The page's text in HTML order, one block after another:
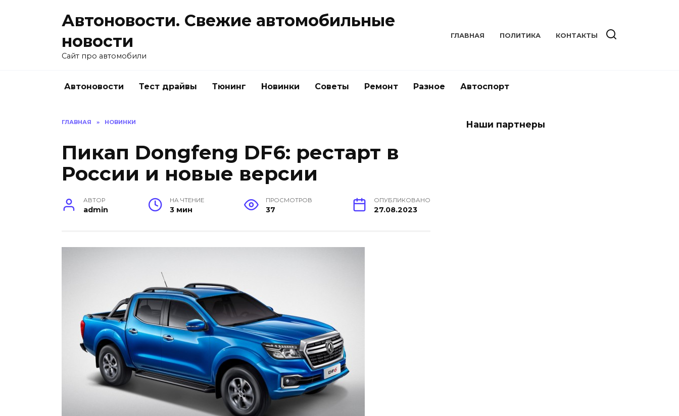
Автоновости. Свежие автомобильные
новости
Сайт про автомобили
ГЛАВНАЯ ПОЛИТИКА КОНТАКТЫ
Автоновости Тест драйвы Тюнинг Новинки Советы Ремонт Разное Автоспорт
ГЛАВНАЯ » НОВИНКИ
Пикап Dongfeng DF6: рестарт в
России и новые версии
АВТОР
admin
НА ЧТЕНИЕ
3 мин
ПРОСМОТРОВ
37
ОПУБЛИКОВАНО
27.08.2023
Наши партнеры